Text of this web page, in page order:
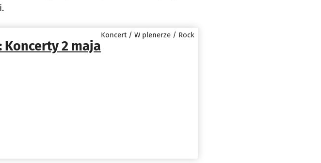
2 maja
Koncert / W plenerze / Rock